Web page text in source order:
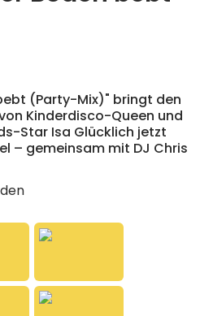
(Party-Mix)" bringt den
Kinderdisco-Queen und
Star Isa Glücklich jetzt
– gemeinsam mit DJ Chris
und extra
und gefeiert: nach
4, 3, 2, 1 – sorgt
und Groß gleichzeitig